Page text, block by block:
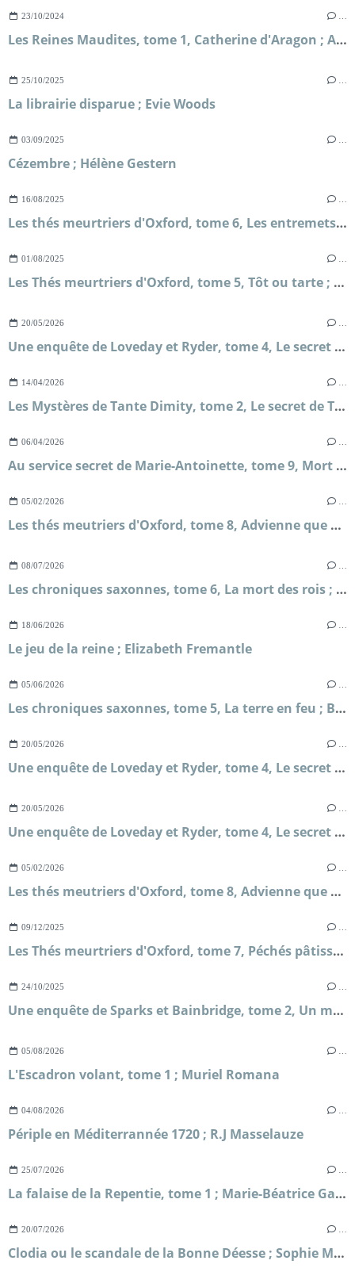
23/10/2024
Les Reines Maudites, tome 1, Catherine d'Aragon ; Alison Weir
25/10/2025
La librairie disparue ; Evie Woods
03/09/2025
Cézembre ; Hélène Gestern
16/08/2025
Les thés meurtriers d'Oxford, tome 6, Les entremets tueurs ; H.Y Hanna
01/08/2025
Les Thés meurtriers d'Oxford, tome 5, Tôt ou tarte ; H.Y Hanna
20/05/2026
Une enquête de Loveday et Ryder, tome 4, Le secret de Briar's Hall ; Faith Martin
14/04/2026
Les Mystères de Tante Dimity, tome 2, Le secret de Tante Dimity ; Nancy Atherton
06/04/2026
Au service secret de Marie-Antoinette, tome 9, Mort sur le fil ; Frédéric Lenormand
05/02/2026
Les thés meutriers d'Oxford, tome 8, Advienne que mourra ; H.Y Hanna
08/07/2026
Les chroniques saxonnes, tome 6, La mort des rois ; Bernard Cornwell
18/06/2026
Le jeu de la reine ; Elizabeth Fremantle
05/06/2026
Les chroniques saxonnes, tome 5, La terre en feu ; Bernard Cornwell
20/05/2026
Une enquête de Loveday et Ryder, tome 4, Le secret de Briar's Hall ; Faith Martin
20/05/2026
Une enquête de Loveday et Ryder, tome 4, Le secret de Briar's Hall ; Faith Martin
05/02/2026
Les thés meutriers d'Oxford, tome 8, Advienne que mourra ; H.Y Hanna
09/12/2025
Les Thés meurtriers d'Oxford, tome 7, Péchés pâtissiers ; H.Y Hanna
24/10/2025
Une enquête de Sparks et Bainbridge, tome 2, Un mariage royal ; Allison Montclair
05/08/2026
L'Escadron volant, tome 1 ; Muriel Romana
04/08/2026
Périple en Méditerrannée 1720 ; R.J Masselauze
25/07/2026
La falaise de la Repentie, tome 1 ; Marie-Béatrice Gauvin
20/07/2026
Clodia ou le scandale de la Bonne Déesse ; Sophie Malick-Prunier